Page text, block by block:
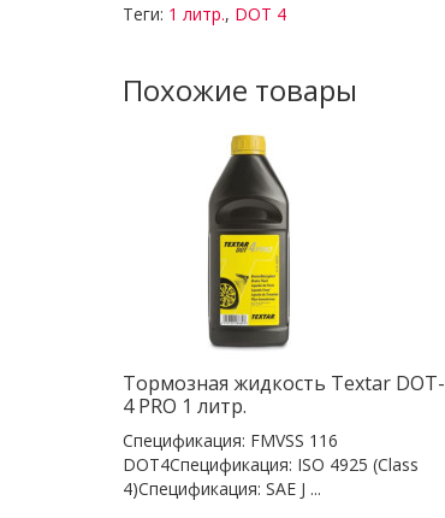
Теги: 1 литр., DOT 4
Похожие товары
Тормозная жидкость Textar DOT-
4 PRO 1 литр.
Спецификация: FMVSS 116
DOT4Спецификация: ISO 4925 (Class
4)Спецификация: SAE J ...